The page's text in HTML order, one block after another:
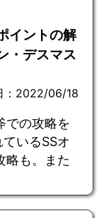
イントの解
・デスマス
：2022/06/18
での攻略を
いるSSオ
略も。また